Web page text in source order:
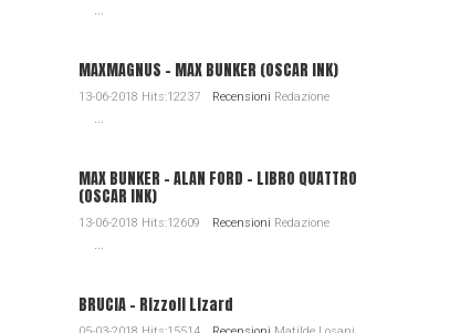
...
MAXMAGNUS – MAX BUNKER (OSCAR INK)
13-06-2018 Hits:12237 Recensioni Redazione
...
MAX BUNKER – ALAN FORD – LIBRO QUATTRO
(OSCAR INK)
13-06-2018 Hits:12609 Recensioni Redazione
...
BRUCIA - Rizzoli Lizard